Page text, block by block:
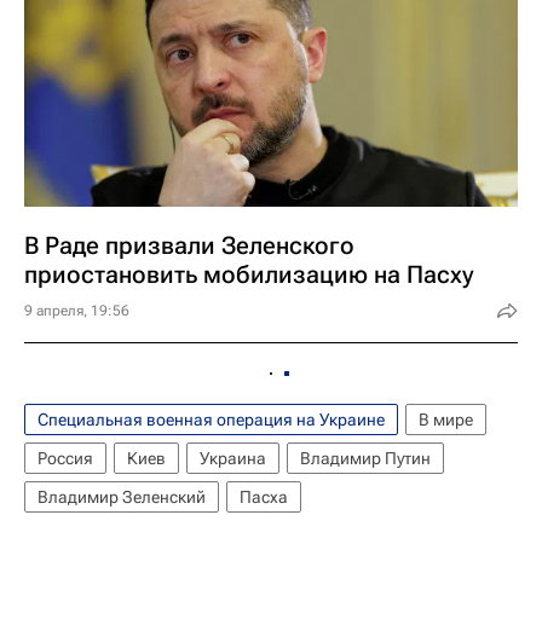
В Раде призвали Зеленского
приостановить мобилизацию на Пасху
9 апреля, 19:56
Специальная военная операция на Украине
В мире
Россия
Киев Украина
Владимир Путин
Владимир Зеленский
Пасха